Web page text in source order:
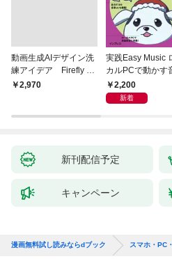
動画生成AIデザイン洗
練アイデア Firefly &
Veo， Kling， etc.
￥2,970
実践Easy Music
カルPCで動かす
生成AI完全ガイド
2,200
新着
新刊配信予定
キャンペーン
漫画無料試し読みならdブック スマホ・PC